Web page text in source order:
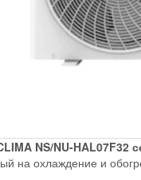
NS/NU-HAL07F32
на охлаждение и